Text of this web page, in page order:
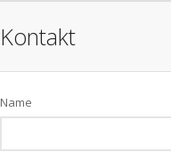
Kontakt
Name